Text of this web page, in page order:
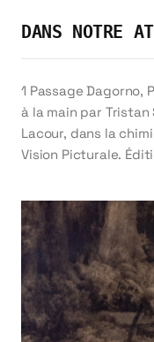
des
nous votre
formulaire de
négatif
étendue du
Vous validez
Comptez
procédé
DANS NOTRE
1 Passage Dagorno,
à la main par Tristan
Lacour, dans la
Vision Picturale.